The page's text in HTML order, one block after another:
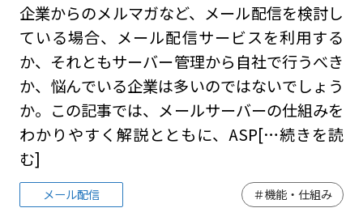
企業からのメルマガなど、メール配信を検討し
ている場合、メール配信サービスを利用する
か、それともサーバー管理から自社で行うべき
か、悩んでいる企業は多いのではないでしょう
か。この記事では、メールサーバーの仕組みを
わかりやすく解説とともに、ASP[…続きを読
む]
メール配信 ＃機能・仕組み